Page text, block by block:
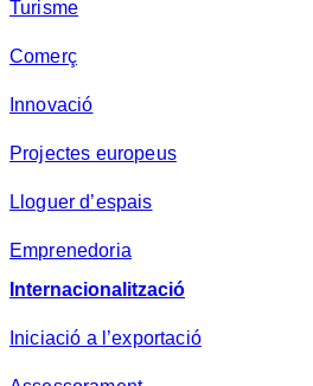
Turisme
Comerç
Innovació
Projectes europeus
Lloguer d’espais
Emprenedoria
Internacionalització
Iniciació a l’exportació